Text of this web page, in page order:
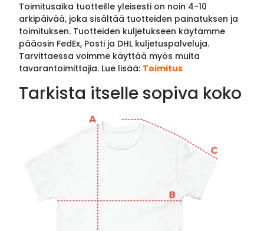
Toimitusaika tuotteille yleisesti on noin 4-10
arkipäivää, joka sisältää tuotteiden painatuksen ja
toimituksen. Tuotteiden kuljetukseen käytämme
pääosin FedEx, Posti ja DHL kuljetuspalveluja.
Tarvittaessa voimme käyttää myös muita
tavarantoimittajia. Lue lisää: Toimitus
Tarkista itselle sopiva koko